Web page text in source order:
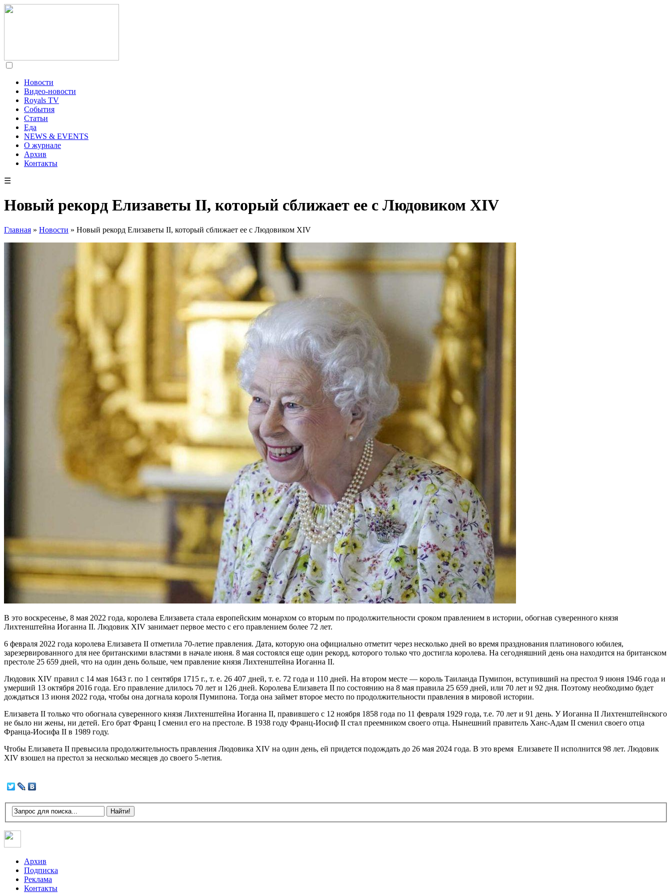
Новости
Видео-новости
Royals TV
События
Статьи
Еда
NEWS & EVENTS
О журнале
Архив
Контакты
☰
Новый рекорд Елизаветы II, который сближает ее с Людовиком XIV
Главная » Новости » Новый рекорд Елизаветы II, который сближает ее с Людовиком XIV
В это воскресенье, 8 мая 2022 года, королева Елизавета стала европейским монархом со вторым по продолжительности сроком правлением в истории, обогнав суверенного князя
Лихтенштейна Иоганна II. Людовик XIV занимает первое место с его правлением более 72 лет.
6 февраля 2022 года королева Елизавета II отметила 70-летие правления. Дата, которую она официально отметит через несколько дней во время празднования платинового юбилея,
зарезервированного для нее британскими властями в начале июня. 8 мая состоялся еще один рекорд, которого только что достигла королева. На сегодняшний день она находится на британском
престоле 25 659 дней, что на один день больше, чем правление князя Лихтенштейна Иоганна II.
Людовик XIV правил с 14 мая 1643 г. по 1 сентября 1715 г., т. е. 26 407 дней, т. е. 72 года и 110 дней. На втором месте — король Таиланда Пумипон, вступивший на престол 9 июня 1946 года и
умерший 13 октября 2016 года. Его правление длилось 70 лет и 126 дней. Королева Елизавета II по состоянию на 8 мая правила 25 659 дней, или 70 лет и 92 дня. Поэтому необходимо будет
дождаться 13 июня 2022 года, чтобы она догнала короля Пумипона. Тогда она займет второе место по продолжительности правления в мировой истории.
Елизавета II только что обогнала суверенного князя Лихтенштейна Иоганна II, правившего с 12 ноября 1858 года по 11 февраля 1929 года, т.е. 70 лет и 91 день. У Иоганна II Лихтенштейнского
не было ни жены, ни детей. Его брат Франц I сменил его на престоле. В 1938 году Франц-Иосиф II стал преемником своего отца. Нынешний правитель Ханс-Адам II сменил своего отца
Франца-Иосифа II в 1989 году.
Чтобы Елизавета II превысила продолжительность правления Людовика XIV на один день, ей придется подождать до 26 мая 2024 года. В это время Елизавете II исполнится 98 лет. Людовик
XIV взошел на престол за несколько месяцев до своего 5-летия.
Архив
Подписка
Реклама
Контакты